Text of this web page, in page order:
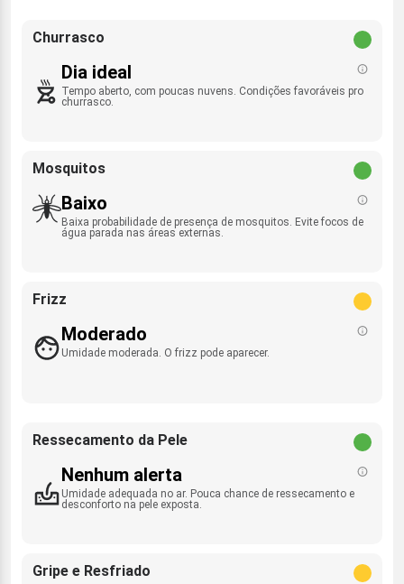
Churrasco
Dia ideal
Tempo aberto, com poucas nuvens. Condições favoráveis pro
churrasco.
Mosquitos
Baixo
Baixa probabilidade de presença de mosquitos. Evite focos de
água parada nas áreas externas.
Frizz
Moderado
Umidade moderada. O frizz pode aparecer.
Ressecamento da Pele
Nenhum alerta
Umidade adequada no ar. Pouca chance de ressecamento e
desconforto na pele exposta.
Gripe e Resfriado